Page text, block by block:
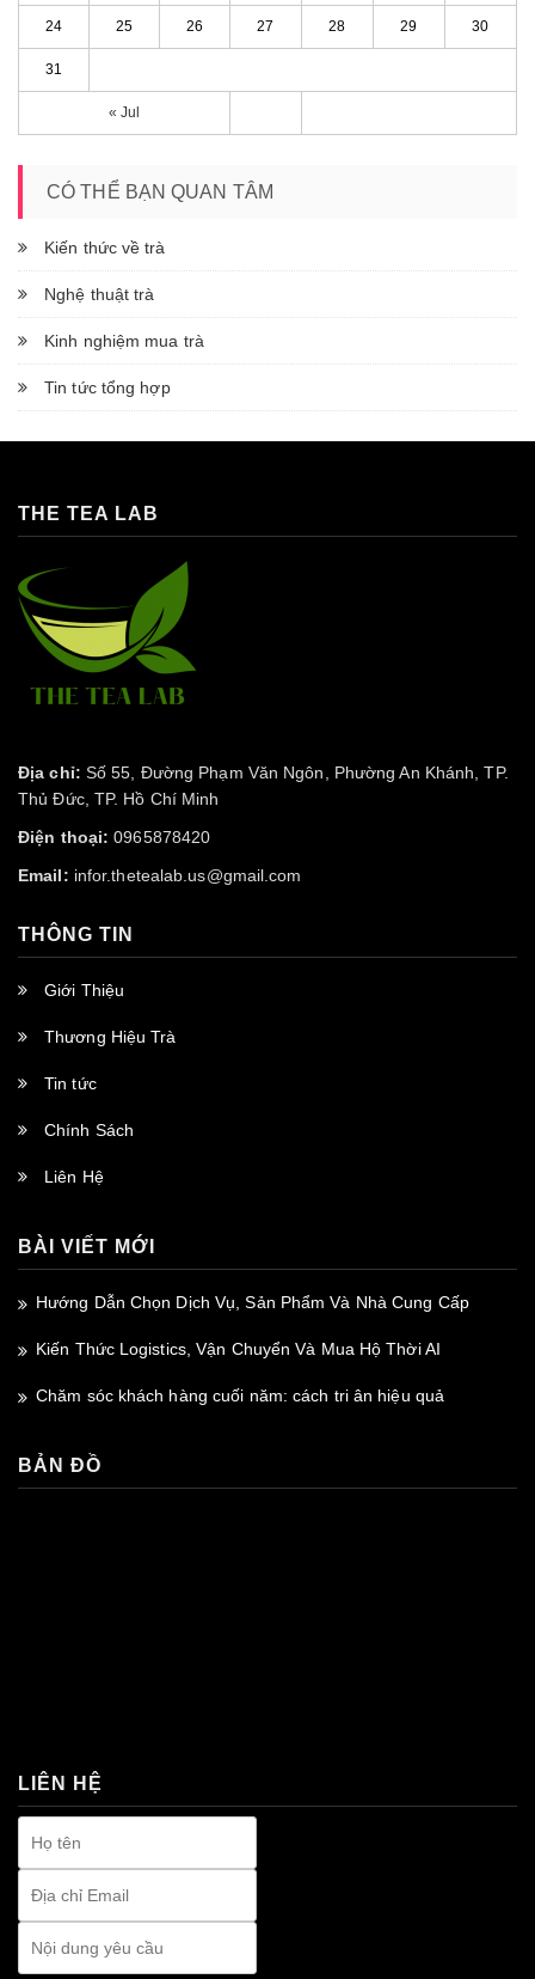
« Jul
24 25 26 27 28 29 30
31
CÓ THỂ BẠN QUAN TÂM
Kiến thức về trà
Nghệ thuật trà
Kinh nghiệm mua trà
Tin tức tổng hợp
THE TEA LAB
Địa chỉ: Số 55, Đường Phạm Văn Ngôn, Phường An Khánh, TP.
Thủ Đức, TP. Hồ Chí Minh
Điện thoại: 0965878420
Email: infor.thetealab.us@gmail.com
THÔNG TIN
Giới Thiệu
Thương Hiệu Trà
Tin tức
Chính Sách
Liên Hệ
BÀI VIẾT MỚI
Hướng Dẫn Chọn Dịch Vụ, Sản Phẩm Và Nhà Cung Cấp
Kiến Thức Logistics, Vận Chuyển Và Mua Hộ Thời AI
Chăm sóc khách hàng cuối năm: cách tri ân hiệu quả
BẢN ĐỒ
LIÊN HỆ